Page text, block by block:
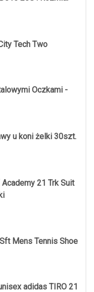
Tech Two
Oczkami -
u koni żelki 30szt.
21 Trk Suit
Mens Tennis Shoe
adidas TIRO 21